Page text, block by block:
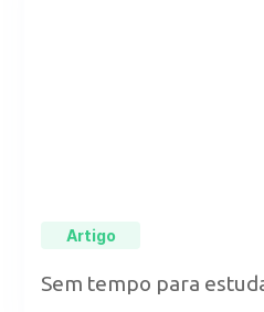
Artigo
Sem tempo para